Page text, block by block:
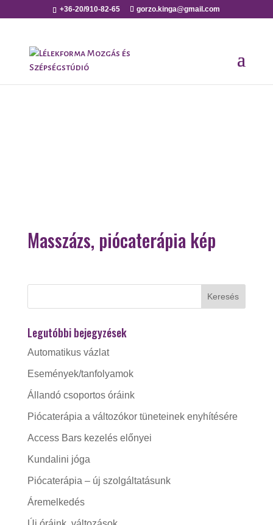
+36-20/910-82-65 gorzo.kinga@gmail.com
Masszázs, piócaterápia kép
Legutóbbi bejegyzések
Automatikus vázlat
Események/tanfolyamok
Állandó csoportos óráink
Piócaterápia a változókor tüneteinek enyhítésére
Access Bars kezelés előnyei
Kundalini jóga
Piócaterápia – új szolgáltatásunk
Áremelkedés